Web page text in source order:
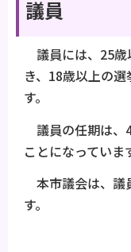
議員
議員には、25歳
き、18歳以上の
す。
議員の任期は、
ことになっていま
本市議会は、議
す。